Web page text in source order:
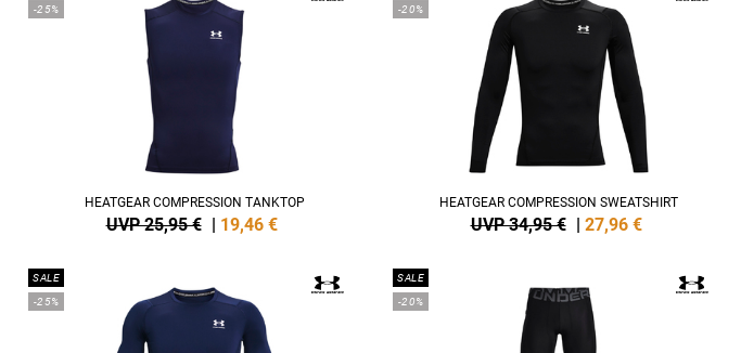
-25%
HEATGEAR COMPRESSION TANKTOP
UVP 25,95 € | 19,46 €
-20%
HEATGEAR COMPRESSION SWEATSHIRT
UVP 34,95 € | 27,96 €
SALE
-25%
SALE
-20%